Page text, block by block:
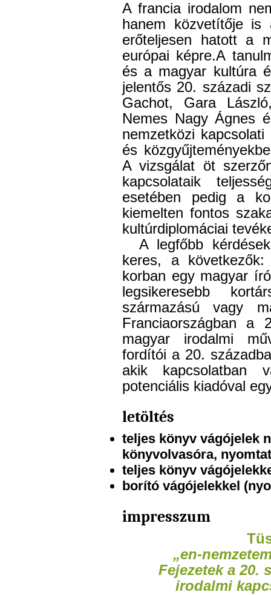
A francia irodalom
hanem közvetítője is
erőteljesen hatott a
európai képre.A
és a magyar kultúra
jelentős 20. századi
Gachot, Gara
Nemes Nagy Ágnes
nemzetközi
és
A vizsgálat öt
kapcsolataik
esetében pedig a
kiemelten fontos
kultúrdiplomáciai
A legfőbb
keres, a
korban egy magyar
legsikeresebb
származású vagy
Franciaországban a
magyar irodalmi
fordítói a 20.
akik kapcsolatban
potenciális kiadóval
letöltés
teljes könyv vágójelek
könyvolvasóra,
teljes könyv
borító vágójelekkel
impresszum
„en-
Fejezetek a 20.
irodalmi